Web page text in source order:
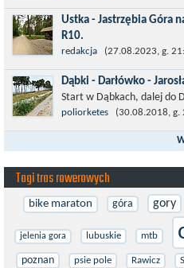
Niestety jest to trasa nie...
Ustka - Jastrzębia Góra
R10.
Międzynarodowy Szlak
EuroVelo. Prowadzi
Trasa liczy w sumie ponad
redakcja (27.08.2023, g.
Dąbki - Darłówko -
Start w Dąbkach, dalej do
(niekiedy pieszo-
w stronę Darłówka
poliorketes (30.08.2018, g.
Tagi tras rowerowych
bike maraton góra gory
jelenia gora lubuskie mtb
poznan psie pole Rawicz